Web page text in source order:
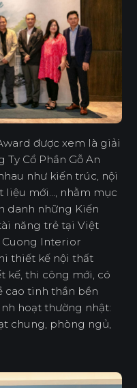
được xem là giải
Cổ Phần Gỗ An
như kiến trúc, nội
liệu mới..., nhằm mục
danh những Kiến
năng trẻ tại Việt
Cuong Interior
thiết kế nội thất
kế, thi công mới, có
cao tinh thần bền
hoạt thường nhật:
chung, phòng ngủ,